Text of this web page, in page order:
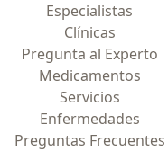
Especialistas
Clínicas
Pregunta al Experto
Medicamentos
Servicios
Enfermedades
Preguntas Frecuentes